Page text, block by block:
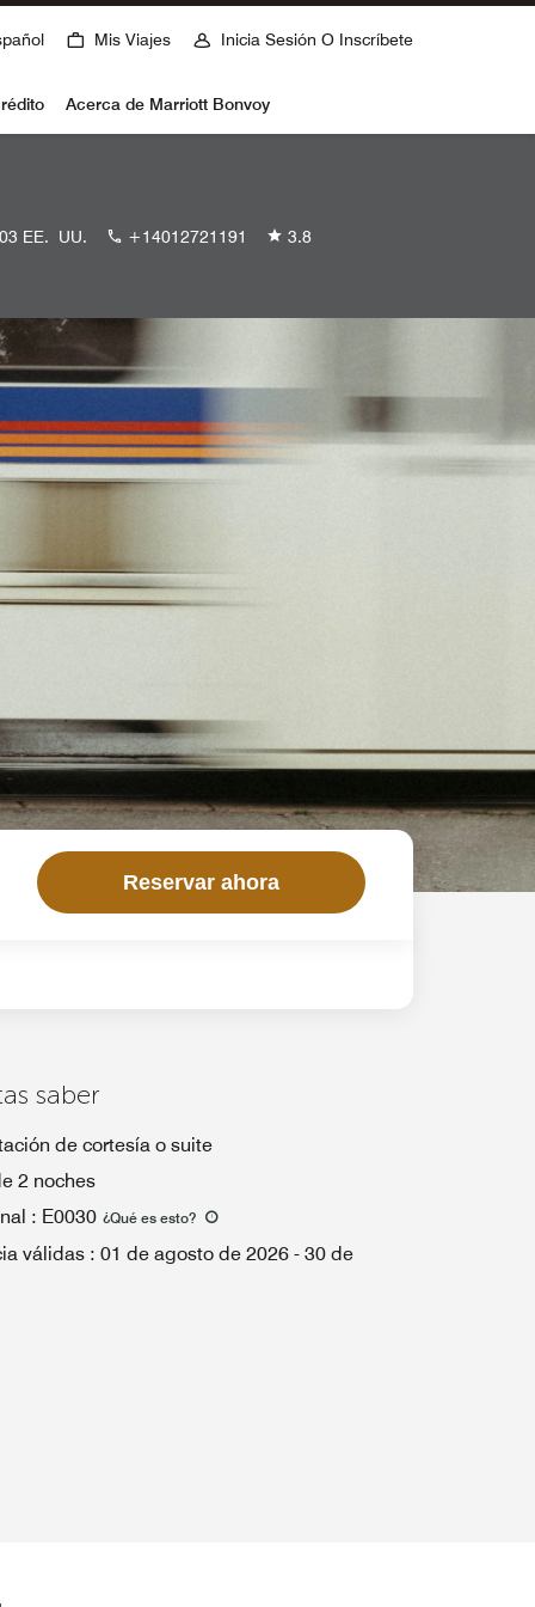
Mis Viajes Inicia Sesión O Inscríbete
Acerca de Marriott Bonvoy
EE. UU. +14012721191 3.8
Reservar ahora
saber
de cortesía o suite
2 noches
: E0030 ¿Qué es esto?
válidas : 01 de agosto de 2026 - 30 de